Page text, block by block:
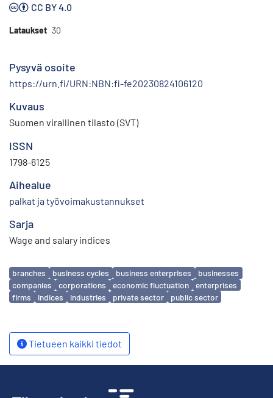
CC BY 4.0
Lataukset 30
Pysyvä osoite
https://urn.fi/URN:NBN:fi-fe20230824106120
Kuvaus
Suomen virallinen tilasto (SVT)
ISSN
1798-6125
Aihealue
palkat ja työvoimakustannukset
Sarja
Wage and salary indices
Avainsanat
branches business cycles business enterprises
businesses
companies
corporations economic fluctuation
enterprises
firms
indices industries private sector public sector
Tietueen kaikki tiedot